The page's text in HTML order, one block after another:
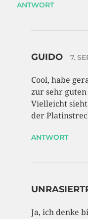
ANTWORT
GUIDO 7.
Cool, habe
zur sehr
Vielleicht sieht
der
ANTWORT
Ja, ich denke